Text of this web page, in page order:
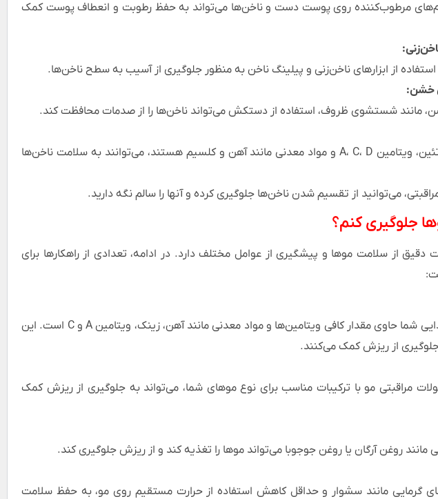
مرطوب‌کننده روی پوست دست و ناخن‌ها می‌تواند به حفظ رطوبت و انعطاف پوست کمک
استفاده از ابزارهای ناخن‌زنی و پیلینگ ناخن به منظور جلوگیری از آسیب به سطح ناخن‌ها.
خشن:
مانند شستشوی ظروف، استفاده از دستکش می‌تواند ناخن‌ها را از صدمات محافظت کند.
موادغذایی که حاوی پروتئین، ویتامین A، C، D و مواد معدنی مانند آهن و کلسیم هستند، می‌توانند به سلامت ناخن‌ها
می‌توانید از تقسیم شدن ناخن‌ها جلوگیری کرده و آنها را سالم نگه دارید.
جلوگیری کنم؟
دقیق از سلامت موها و پیشگیری از عوامل مختلف دارد. در ادامه، تعدادی از راهکارها برای
مطمئن شوید که رژیم غذایی شما حاوی مقدار کافی ویتامین‌ها و مواد معدنی مانند آهن، زینک، ویتامین A و C است. این
از ریزش کمک می‌کنند.
مراقبتی مو با ترکیبات مناسب برای نوع موهای شما، می‌تواند به جلوگیری از ریزش کمک
مانند روغن آرگان یا روغن جوجوبا می‌تواند موها را تغذیه کند و از ریزش جلوگیری کند.
گرمایی مانند سشوار و حداقل کاهش استفاده از حرارت مستقیم روی مو، به حفظ سلامت